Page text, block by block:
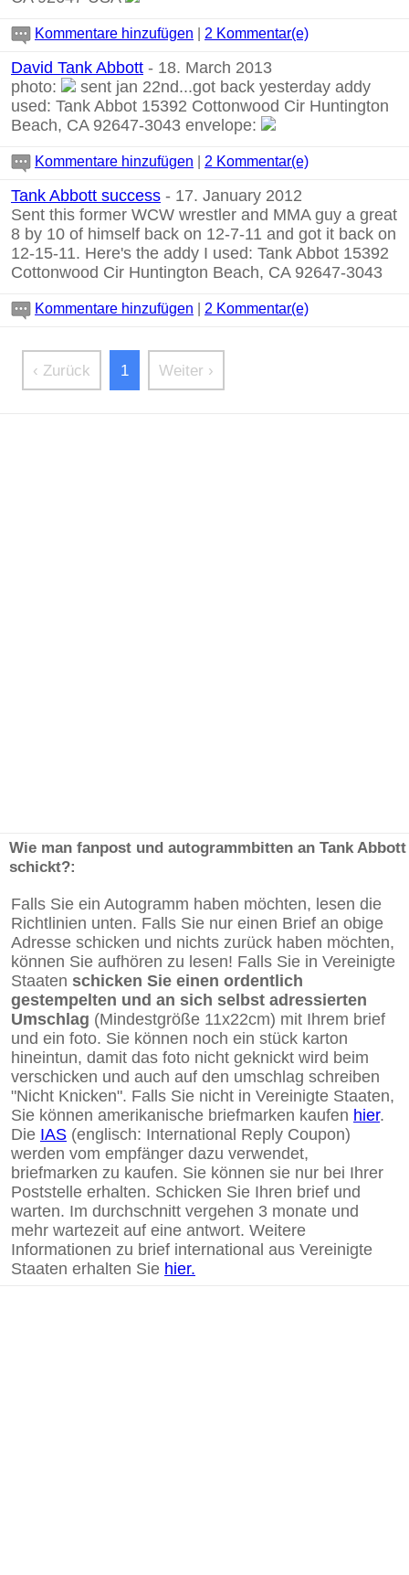
Kommentare hinzufügen 2 Kommentar(e)
David Tank Abbott - 18. March 2013
photo:
sent jan 22nd...got back yesterday addy
used: Tank Abbot 15392 Cottonwood Cir Huntington
Beach, CA 92647-3043 envelope:
Kommentare hinzufügen 2 Kommentar(e)
Tank Abbott success - 17. January 2012
Sent this former WCW wrestler and MMA guy a great
8 by 10 of himself back on 12-7-11 and got it back on
12-15-11. Here's the addy I used: Tank Abbot 15392
Cottonwood Cir Huntington Beach, CA 92647-3043
Kommentare hinzufügen 2 Kommentar(e)
‹ Zurück 1 Weiter ›
Wie man fanpost und autogrammbitten an Tank Abbott
schickt?:
Falls Sie ein Autogramm haben möchten, lesen die
Richtlinien unten. Falls Sie nur einen Brief an obige
Adresse schicken und nichts zurück haben möchten,
können Sie aufhören zu lesen! Falls Sie in Vereinigte
Staaten schicken Sie einen ordentlich
gestempelten und an sich selbst adressierten
Umschlag (Mindestgröße 11x22cm) mit Ihrem brief
und ein foto. Sie können noch ein stück karton
hineintun, damit das foto nicht geknickt wird beim
verschicken und auch auf den umschlag schreiben
"Nicht Knicken". Falls Sie nicht in Vereinigte Staaten,
Sie können amerikanische briefmarken kaufen hier.
Die IAS (englisch: International Reply Coupon)
werden vom empfänger dazu verwendet,
briefmarken zu kaufen. Sie können sie nur bei Ihrer
Poststelle erhalten. Schicken Sie Ihren brief und
warten. Im durchschnitt vergehen 3 monate und
mehr wartezeit auf eine antwort. Weitere
Informationen zu brief international aus Vereinigte
Staaten erhalten Sie hier.